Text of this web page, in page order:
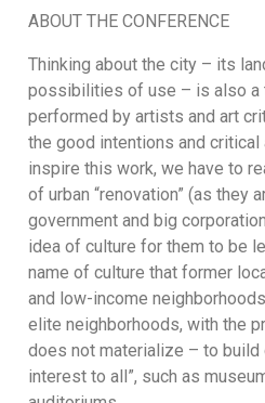
ABOUT THE CONFERENCE
Thinking about the city – its
possibilities of use – is also a
performed by artists and art
the good intentions and
inspire this work, we have to
of urban “renovation” (as they
government and big
idea of culture for them to be
name of culture that former
and low-income
elite neighborhoods, with the
does not materialize – to build
interest to all”, such as